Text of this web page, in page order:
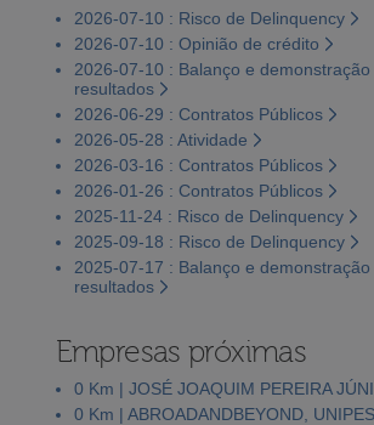
2026-07-10 : Risco de Delinquency
2026-07-10 : Opinião de crédito
2026-07-10 : Balanço e demonstração
resultados
2026-06-29 : Contratos Públicos
2026-05-28 : Atividade
2026-03-16 : Contratos Públicos
2026-01-26 : Contratos Públicos
2025-11-24 : Risco de Delinquency
2025-09-18 : Risco de Delinquency
2025-07-17 : Balanço e demonstração
resultados
Empresas próximas
0 Km | JOSÉ JOAQUIM PEREIRA
0 Km | ABROADANDBEYOND,